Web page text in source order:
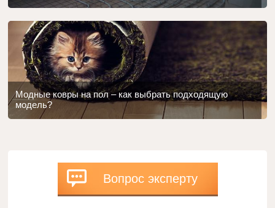
Модные ковры на пол – как выбрать подходящую
модель?
Вопрос эксперту